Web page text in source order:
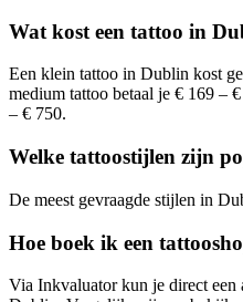
Wat kost een tattoo in
Een klein tattoo in Dublin kost
medium tattoo betaal je € 169 –
– € 750.
Welke tattoostijlen zijn
De meest gevraagde stijlen in
Hoe boek ik een
Via Inkvaluator kun je direct een